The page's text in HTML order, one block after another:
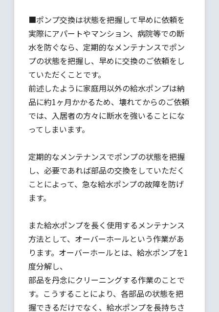
■ポンプ交換は状態を把握して早めに依頼を
実際にアパートやマンション、病院等での断
水を防ぐなら、定期的なメンテナンスでポン
プの状態を把握し、早めに交換のご依頼をし
ていただくことです。
前述したように家庭用以外の給水ポンプは納
品に約1ヶ月かかるため、壊れてからのご依頼
では、入居者の方々に断水を強いることにな
ってしまいます。
定期的なメンテナンスでポンプの状態を把握
し、必要であれば部品の交換をしていただく
ことによって、急な給水ポンプの故障を防げ
ます。
また給水ポンプを長く使用するメンテナンス
方法として、オーバーホールという作業があ
ります。オーバーホールとは、給水ポンプを1
度分解し、
部品を丹念にクリーニングする作業のことで
す。こうすることにより、各部品の状態を把
握できるだけでなく、給水ポンプを長持ちさ